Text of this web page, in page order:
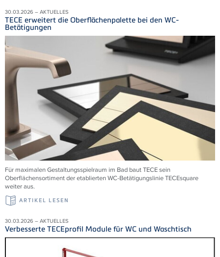
30.03.2026 – AKTUELLES
TECE erweitert die Oberflächenpalette bei den WC-
Betätigungen
Für maximalen Gestaltungsspielraum im Bad baut TECE sein
Oberflächensortiment der etablierten WC-Betätigungslinie TECEsquare
weiter aus.
ARTIKEL LESEN
30.03.2026 – AKTUELLES
Verbesserte TECEprofil Module für WC und Waschtisch